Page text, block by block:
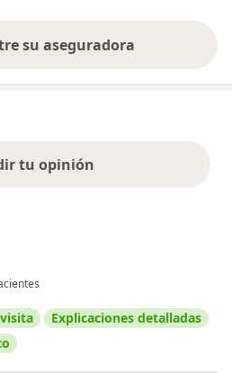
su aseguradora
tu opinión
Explicaciones detalladas